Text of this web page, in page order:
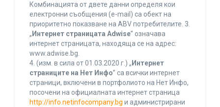
Комбинацията от двете данни определя кои
електронни съобщения (e-mail) са обект на
приоритетно показване на ABV потребителите. 3.
„ Интернет страницата Adwise” означава
интернет страницата, находяща се на адрес:
www.adwise.bg.
4. (изм. в сила от 01.03.2020 г.) „ Интернет
страниците на Нет Инфо” са всички интернет
страници, включени в портфолиото на Нет Инфо,
посочени на официалната интернет страница
http://info.netinfocompany.bg и администрирани